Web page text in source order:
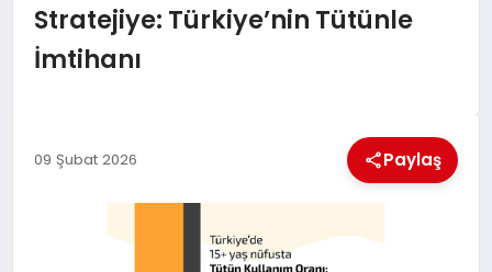
SOSYAL MEDYA
Stratejiye: Türkiye’nin Tütünle
İmtihanı
09 Şubat 2026 Paylaş